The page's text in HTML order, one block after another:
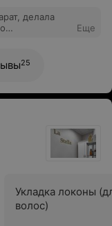
делала
большое за
Еще
25
Укладка локоны
волос)